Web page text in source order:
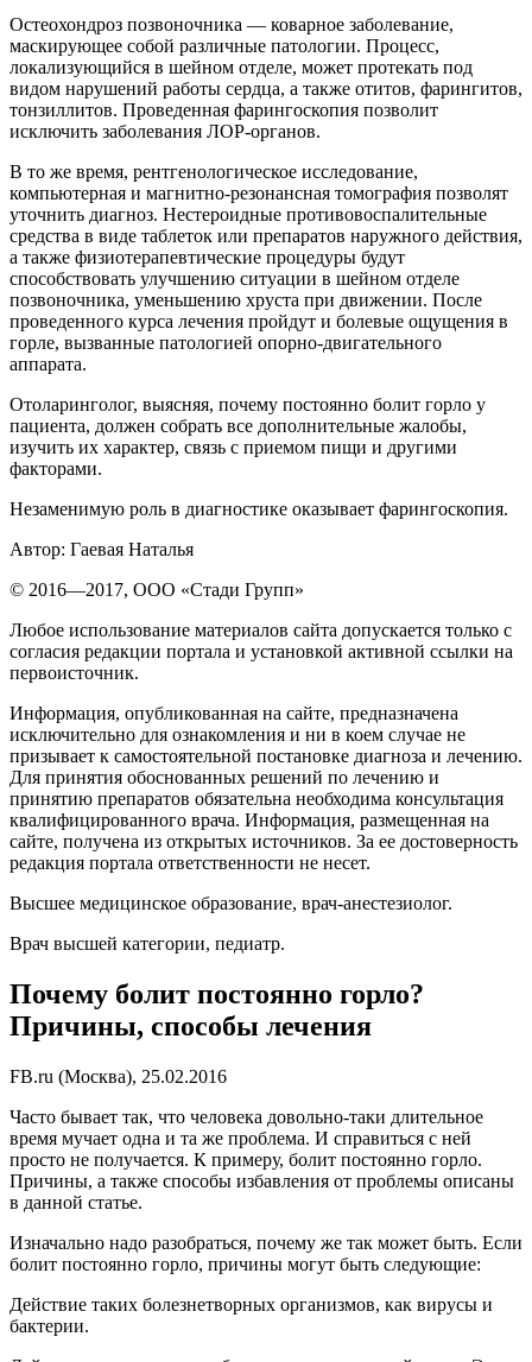
Остеохондроз позвоночника — коварное заболевание,
маскирующее собой различные патологии. Процесс,
локализующийся в шейном отделе, может протекать под
видом нарушений работы сердца, а также отитов, фарингитов,
тонзиллитов. Проведенная фарингоскопия позволит
исключить заболевания ЛОР-органов.
В то же время, рентгенологическое исследование,
компьютерная и магнитно-резонансная томография позволят
уточнить диагноз. Нестероидные противовоспалительные
средства в виде таблеток или препаратов наружного действия,
а также физиотерапевтические процедуры будут
способствовать улучшению ситуации в шейном отделе
позвоночника, уменьшению хруста при движении. После
проведенного курса лечения пройдут и болевые ощущения в
горле, вызванные патологией опорно-двигательного
аппарата.
Отоларинголог, выясняя, почему постоянно болит горло у
пациента, должен собрать все дополнительные жалобы,
изучить их характер, связь с приемом пищи и другими
факторами.
Незаменимую роль в диагностике оказывает фарингоскопия.
Автор: Гаевая Наталья
© 2016—2017, OOO «Стади Групп»
Любое использование материалов сайта допускается только с
согласия редакции портала и установкой активной ссылки на
первоисточник.
Информация, опубликованная на сайте, предназначена
исключительно для ознакомления и ни в коем случае не
призывает к самостоятельной постановке диагноза и лечению.
Для принятия обоснованных решений по лечению и
принятию препаратов обязательна необходима консультация
квалифицированного врача. Информация, размещенная на
сайте, получена из открытых источников. За ее достоверность
редакция портала ответственности не несет.
Высшее медицинское образование, врач-анестезиолог.
Врач высшей категории, педиатр.
Почему болит постоянно горло?
Причины, способы лечения
FB.ru (Москва), 25.02.2016
Часто бывает так, что человека довольно-таки длительное
время мучает одна и та же проблема. И справиться с ней
просто не получается. К примеру, болит постоянно горло.
Причины, а также способы избавления от проблемы описаны
в данной статье.
Изначально надо разобраться, почему же так может быть. Если
болит постоянно горло, причины могут быть следующие:
Действие таких болезнетворных организмов, как вирусы и
бактерии.